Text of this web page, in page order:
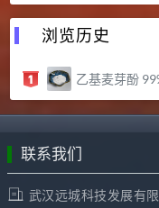
浏览历史
乙基麦芽酚
联系我们
武汉远城科技发展有